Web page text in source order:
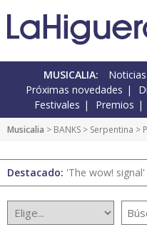
MUSICALIA:
Próximas novedades
Festivales
Premios
Musicalia > BANKS > Serpentina >
Destacado: 'The wow!